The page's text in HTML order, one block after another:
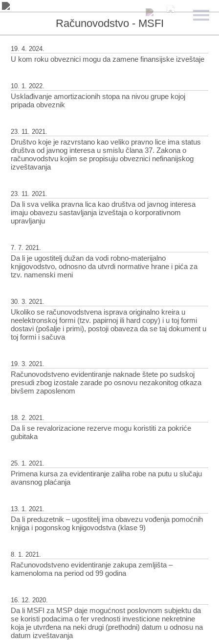
Računovodstvo - MSFI
U kom roku obveznici mogu da zamene finansijske izveštaje
19. 4. 2024.
Usklađivanje amortizacionih stopa na nivou grupe kojoj
pripada obveznik
10. 1. 2022.
Društvo koje je razvrstano kao veliko pravno lice ima status
društva od javnog interesa u smislu člana 37. Zakona o
računovodstvu kojim se propisuju obveznici nefinanijskog
izveštavanja
23. 11. 2021.
Da li sva velika pravna lica kao društva od javnog interesa
imaju obavezu sastavljanja izveštaja o korporativnom
upravljanju
23. 11. 2021.
Da li je ugostitelj dužan da vodi robno-materijalno
knjigovodstvo, odnosno da utvrdi normative hrane i pića za
tzv. namenski meni
7. 7. 2021.
Ukoliko se računovodstvena isprava originalno kreira u
neelektronskoj formi (tzv. papirnoj ili hard copy) i u toj formi
dostavi (pošalje i primi), postoji obaveza da se taj dokument u
toj formi i sačuva
30. 3. 2021.
Računovodstveno evidentiranje naknade štete po sudskoj
presudi zbog izostale zarade po osnovu nezakonitog otkaza
bivšem zaposlenom
19. 3. 2021.
Da li se revalorizacione rezerve mogu koristiti za pokriće
gubitaka
18. 2. 2021.
Primena kursa za evidentiranje zaliha robe na putu u slučaju
avansnog plaćanja
25. 1. 2021.
Da li preduzetnik – ugostitelj ima obavezu vođenja pomoćnih
knjiga i pogonskog knjigovodstva (klase 9)
13. 1. 2021.
Računovodstveno evidentiranje zakupa zemljišta –
kamenoloma na period od 99 godina
8. 1. 2021.
Da li MSFI za MSP daje mogućnost poslovnom subjektu da
se koristi podacima o fer vrednosti investicione nekretnine
koja je utvrđena na neki drugi (prethodni) datum u odnosu na
datum izveštavanja
16. 12. 2020.